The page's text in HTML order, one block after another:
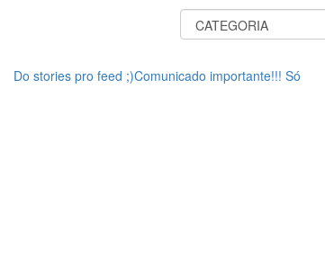
Do stories pro feed ;)Comunicado importante!!! Só